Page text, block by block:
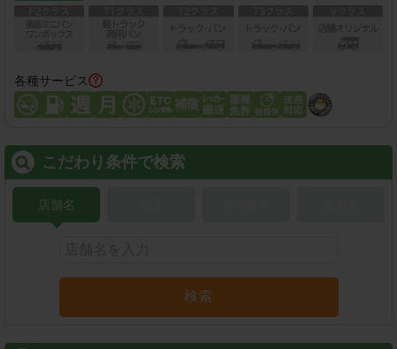
各種サービス
こだわり条件で検索
店舗名
検索